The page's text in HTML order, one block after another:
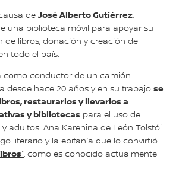
deJosé Alberto Gutiérrez,
una biblioteca móvil para apoyar su
de libros, donación y creación de
todo el país.
como conductor de un camión
desde hace 20 años y en su trabajose
restaurarlos y llevarlos a
y bibliotecas para el uso de
adultos. Ana Karenina de León Tolstói
literario y la epifanía que lo convirtió
, como es conocido actualmente